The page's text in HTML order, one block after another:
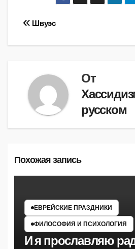
Навигация
по
Швуэс
От
русском
Похожая запись
ЕВРЕЙСКИЕ ПРАЗДНИКИ
ФИЛОСОФИЯ И ПСИХОЛОГИЯ
И я прославляю